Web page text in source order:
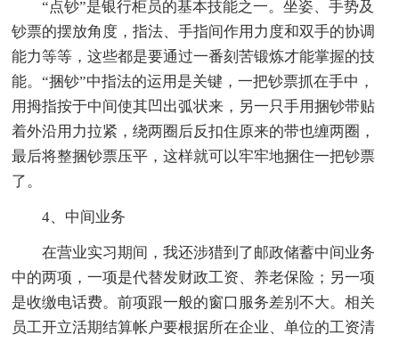
“点钞”是银行柜员的基本技能之一。坐姿、手势及
钞票的摆放角度，指法、手指间作用力度和双手的协调
能力等等，这些都是要通过一番刻苦锻炼才能掌握的技
能。“捆钞”中指法的运用是关键，一把钞票抓在手中，
用拇指按于中间使其凹出弧状来，另一只手用捆钞带贴
着外沿用力拉紧，绕两圈后反扣住原来的带也缠两圈，
最后将整捆钞票压平，这样就可以牢牢地捆住一把钞票
了。
4、中间业务
在营业实习期间，我还涉猎到了邮政储蓄中间业务
中的两项，一项是代替发财政工资、养老保险；另一项
是收缴电话费。前项跟一般的窗口服务差别不大。相关
员工开立活期结算帐户要根据所在企业、单位的工资清